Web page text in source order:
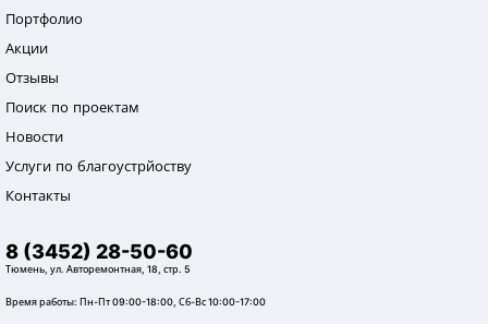
Портфолио
Акции
Отзывы
Поиск по проектам
Новости
Услуги по благоустрйоству
Контакты
8 (3452) 28-50-60
Тюмень, ул. Авторемонтная, 18, стр. 5
Время работы: Пн-Пт 09:00-18:00, Сб-Вс 10:00-17:00